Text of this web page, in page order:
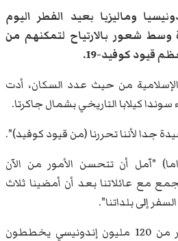
وماليزيا بعيد الفطر اليوم
شعور بالارتياح لتمكنهم من
قيود كوفيد-19.
الإسلامية من حيث عدد السكان، أدت
كيلابا التاريخي بشمال جاكرتا.
تشاندرا (30 عاما) "آمل أن تتحسن الأمور من الآن
مع عائلاتنا بعد أن أمضينا ثلاث
إلى بلداتنا".
وتشاندرا واحد من بين أكثر من 120 مليون إندونيسي يخططون